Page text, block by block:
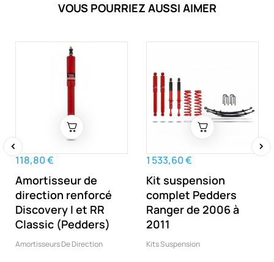
VOUS POURRIEZ AUSSI AIMER
118,80 €
Amortisseur de
direction renforcé
Discovery I et RR
Classic (Pedders)
Amortisseurs De Direction
1 533,60 €
Kit suspension
complet Pedders
Ranger de 2006 à
2011
Kits Suspension